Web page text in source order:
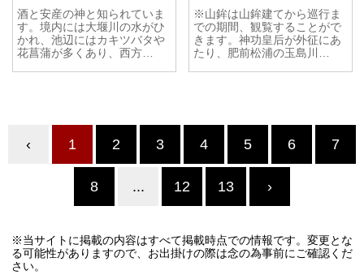
酒と安産の神と知られていま
す。境内には大堰川の水がひ
かれ、池辺にはカキツバタや
花菖蒲が多くあり、西方…
※山鉾は山鉾建てから巡行ま
での期間、観覧することがで
きます。神功皇后が外征にあ
たり、肥前松浦の玉島川…
‹ 1 2 3 4 5 6 7
8 ... 12 13 ›
※当サイトに掲載の内容はすべて掲載時点での情報です。変更とな
る可能性がありますので、お出掛けの際は念の為事前にご確認くだ
さい。